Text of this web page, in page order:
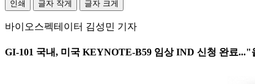
인쇄 글자 작게 글자 크게
바이오스펙테이터 김성민 기자
GI-101 국내, 미국 KEYNOTE-B59 임상 IND 신청 완료..."